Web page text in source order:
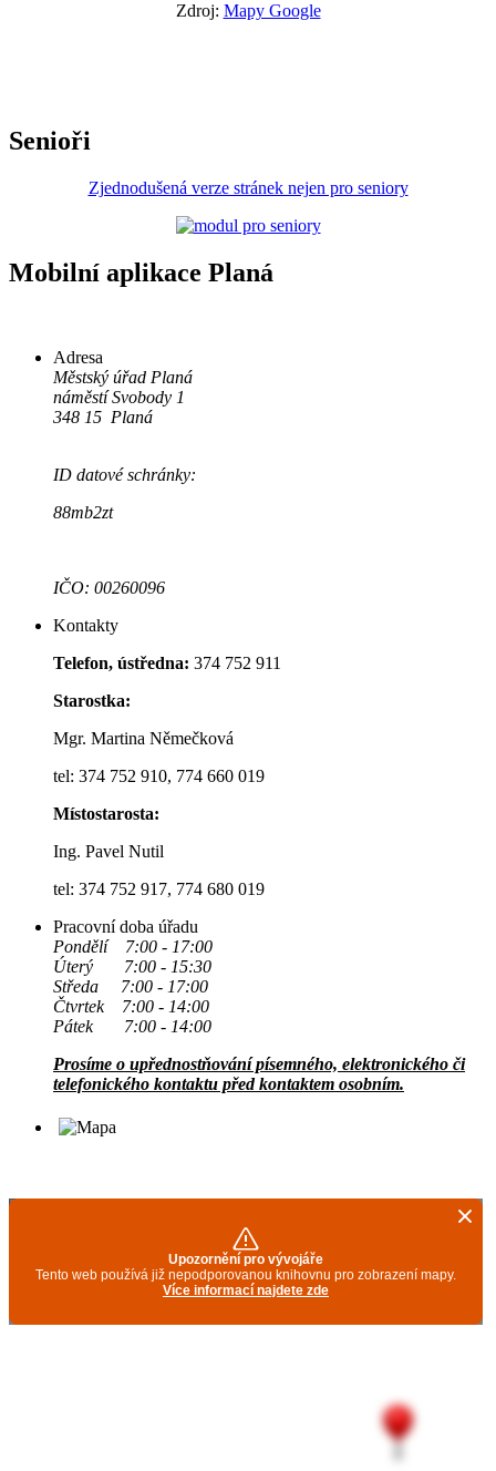
Zdroj: Mapy Google
Senioři
Zjednodušená verze stránek nejen pro seniory
Mobilní aplikace Planá
Adresa
Městský úřad Planá
náměstí Svobody 1
348 15 Planá
ID datové schránky:
88mb2zt
IČO: 00260096
Kontakty
Telefon, ústředna: 374 752 911
Starostka:
Mgr. Martina Němečková
tel: 374 752 910, 774 660 019
Místostarosta:
Ing. Pavel Nutil
tel: 374 752 917, 774 680 019
Pracovní doba úřadu
Pondělí 7:00 - 17:00
Úterý 7:00 - 15:30
Středa 7:00 - 17:00
Čtvrtek 7:00 - 14:00
Pátek 7:00 - 14:00
Prosíme o upřednostňování písemného, elektronického či
telefonického kontaktu před kontaktem osobním.